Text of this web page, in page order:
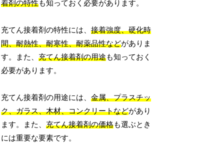
着剤の特性も知っておく必要があります。
充てん接着剤の特性には、接着強度、硬化時
間、耐熱性、耐寒性、耐薬品性などがありま
す。また、充てん接着剤の用途も知っておく
必要があります。
充てん接着剤の用途には、金属、プラスチッ
ク、ガラス、木材、コンクリートなどがあり
ます。また、充てん接着剤の価格も選ぶとき
には重要な要素です。